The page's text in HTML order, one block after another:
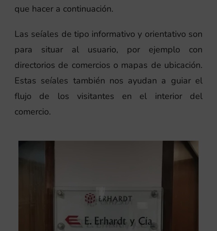
que hacer a continuación.
Las seíales de tipo informativo y orientativo son
para situar al usuario, por ejemplo con
directorios de comercios o mapas de ubicación.
Estas seíales también nos ayudan a guiar el
flujo de los visitantes en el interior del
comercio.